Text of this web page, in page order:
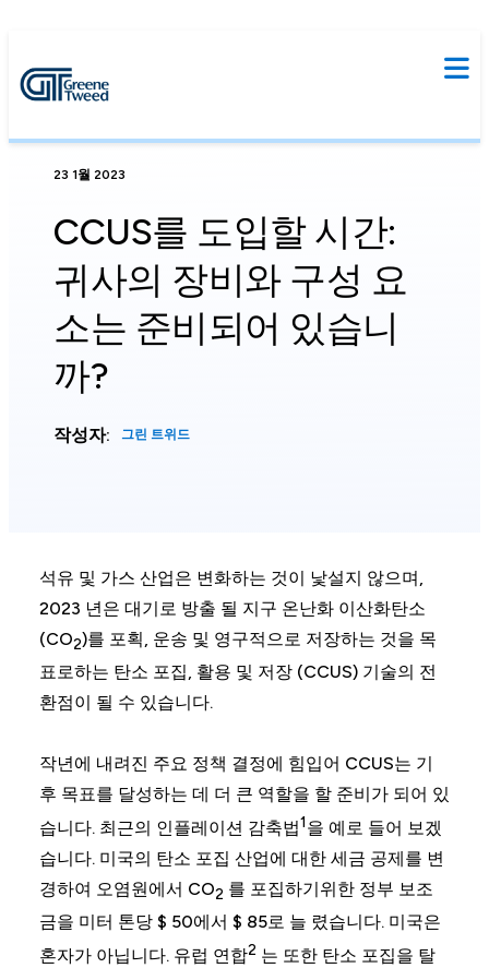
23 1월 2023
CCUS를 도입할 시간:
귀사의 장비와 구성 요
소는 준비되어 있습니
까?
작성자: 그린 트위드
석유 및 가스 산업은 변화하는 것이 낯설지 않으며,
2023 년은 대기로 방출 될 지구 온난화 이산화탄소
(CO2)를 포획, 운송 및 영구적으로 저장하는 것을 목
표로하는 탄소 포집, 활용 및 저장 (CCUS) 기술의 전
환점이 될 수 있습니다.
작년에 내려진 주요 정책 결정에 힘입어 CCUS는 기
후 목표를 달성하는 데 더 큰 역할을 할 준비가 되어 있
습니다. 최근의 인플레이션 감축법1을 예로 들어 보겠
습니다. 미국의 탄소 포집 산업에 대한 세금 공제를 변
경하여 오염원에서 CO2 를 포집하기위한 정부 보조
금을 미터 톤당 $ 50에서 $ 85로 늘 렸습니다. 미국은
혼자가 아닙니다. 유럽 연합2 는 또한 탄소 포집을 탈